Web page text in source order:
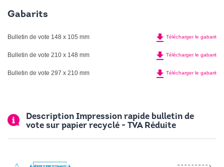
Gabarits
Bulletin de vote 148 x 105 mm file_download Télécharger le gabarit
Bulletin de vote 210 x 148 mm file_download Télécharger le gabarit
Bulletin de vote 297 x 210 mm file_download Télécharger le gabarit
Description Impression rapide bulletin de
vote sur papier recyclé - TVA Réduite